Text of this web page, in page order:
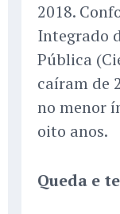
2018.
Integrado
Pública
caíram de
no menor
oito anos.
Queda e